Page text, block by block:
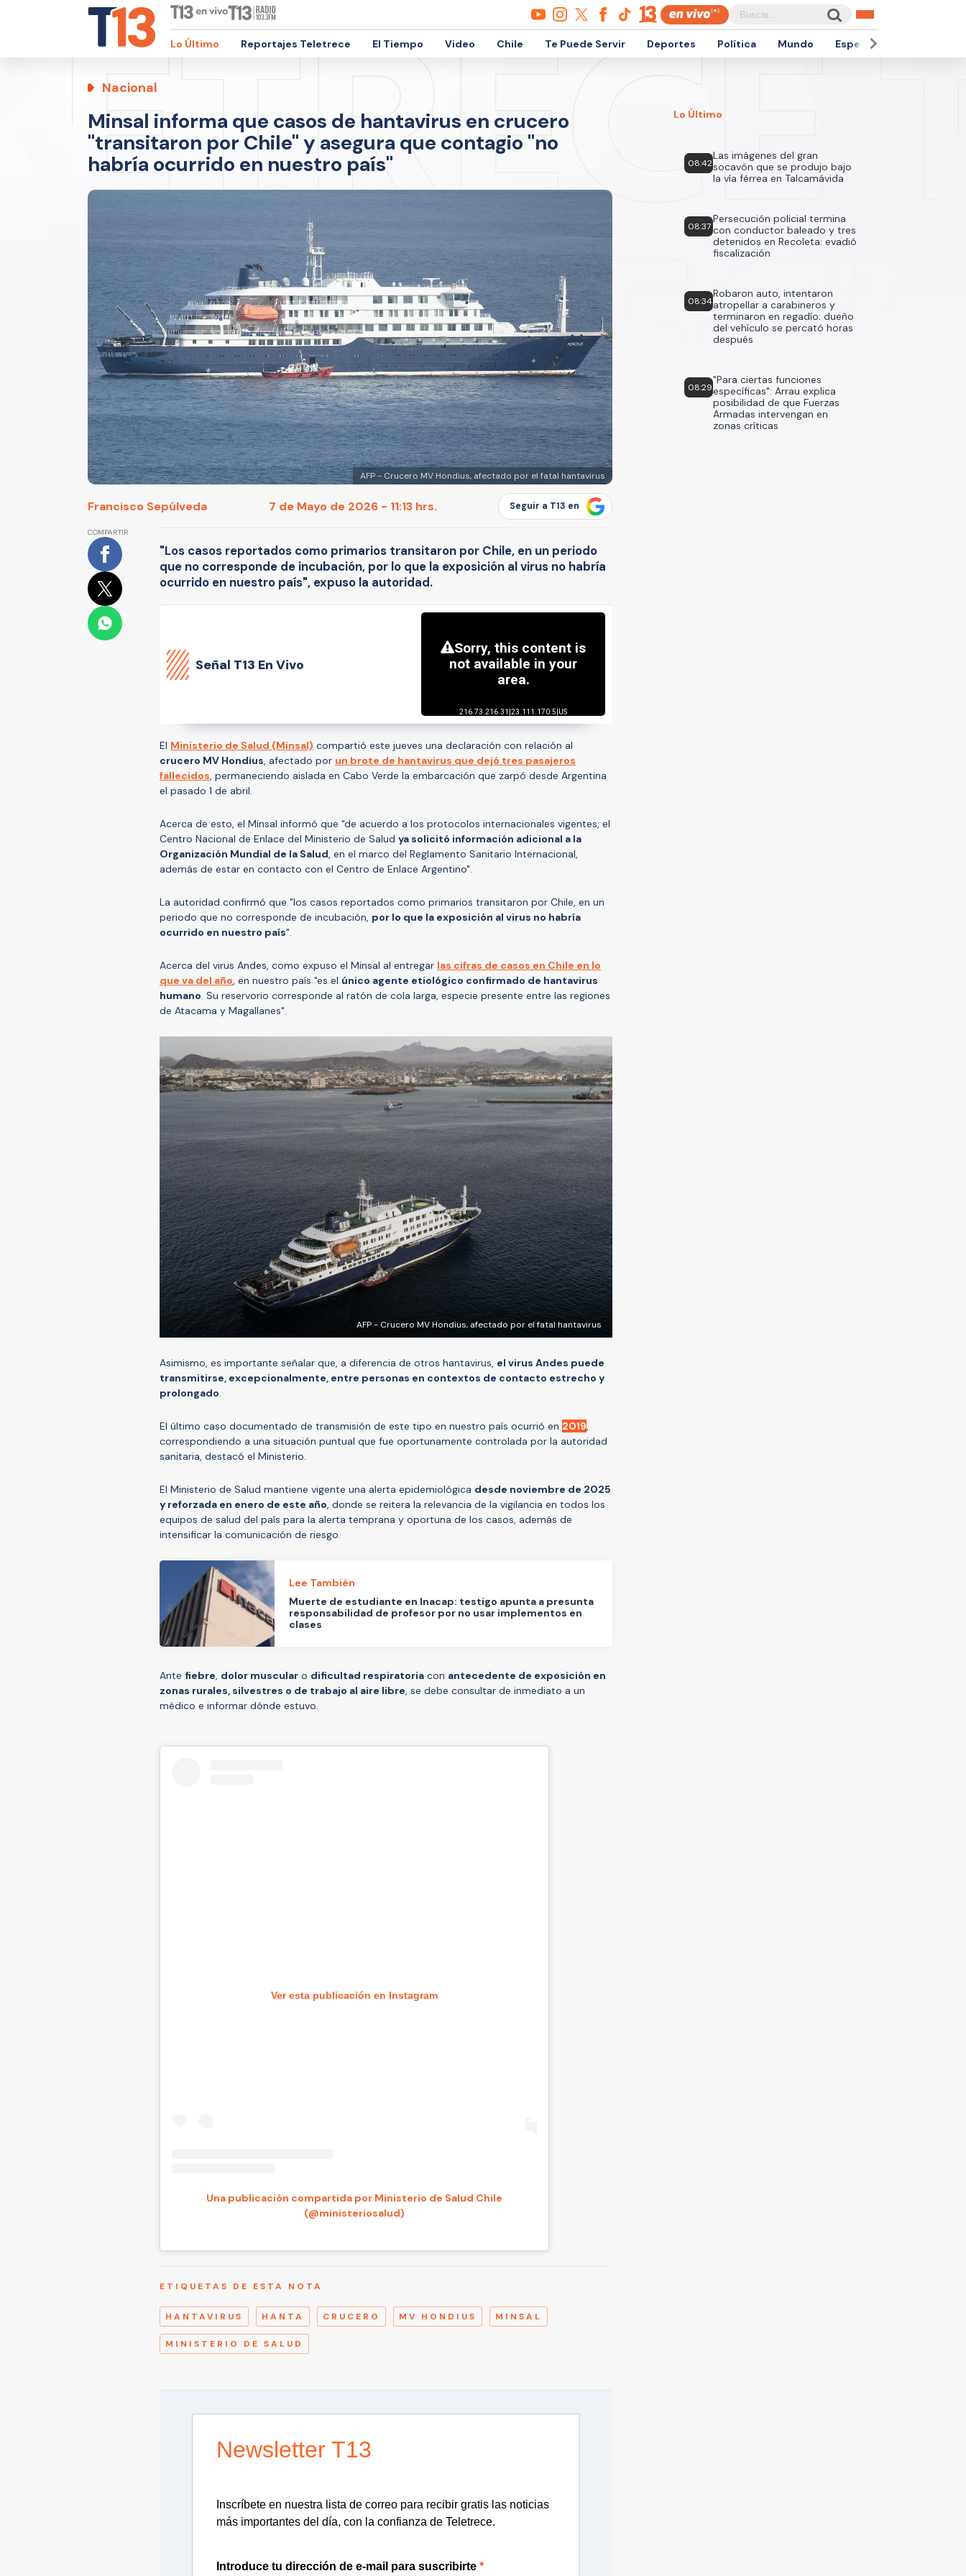
Lo Último Reportajes Teletrece El Tiempo Video Chile Te Puede Servir Deportes Política Mundo Espectáculos
Nacional
Minsal informa que casos de hantavirus en crucero
"transitaron por Chile" y asegura que contagio "no
habría ocurrido en nuestro país"
AFP - Crucero MV Hondius, afectado por el fatal hantavirus
Francisco Sepúlveda 7 de Mayo de 2026 - 11:13 hrs. Seguir a T13 en
COMPARTIR
"Los casos reportados como primarios transitaron por Chile, en un periodo
que no corresponde de incubación, por lo que la exposición al virus no habría
ocurrido en nuestro país", expuso la autoridad.
Señal T13 En Vivo
El Ministerio de Salud (Minsal) compartió este jueves una declaración con relación al
crucero MV Hondius, afectado por un brote de hantavirus que dejó tres pasajeros
fallecidos, permaneciendo aislada en Cabo Verde la embarcación que zarpó desde Argentina
el pasado 1 de abril.
Acerca de esto, el Minsal informó que "de acuerdo a los protocolos internacionales vigentes, el
Centro Nacional de Enlace del Ministerio de Salud ya solicitó información adicional a la
Organización Mundial de la Salud, en el marco del Reglamento Sanitario Internacional,
además de estar en contacto con el Centro de Enlace Argentino".
La autoridad confirmó que "los casos reportados como primarios transitaron por Chile, en un
periodo que no corresponde de incubación, por lo que la exposición al virus no habría
ocurrido en nuestro país".
Acerca del virus Andes, como expuso el Minsal al entregar las cifras de casos en Chile en lo
que va del año, en nuestro país "es el único agente etiológico confirmado de hantavirus
humano. Su reservorio corresponde al ratón de cola larga, especie presente entre las regiones
de Atacama y Magallanes".
AFP - Crucero MV Hondius, afectado por el fatal hantavirus
Asimismo, es importante señalar que, a diferencia de otros hantavirus, el virus Andes puede
transmitirse, excepcionalmente, entre personas en contextos de contacto estrecho y
prolongado.
El último caso documentado de transmisión de este tipo en nuestro país ocurrió en 2019,
correspondiendo a una situación puntual que fue oportunamente controlada por la autoridad
sanitaria, destacó el Ministerio.
El Ministerio de Salud mantiene vigente una alerta epidemiológica desde noviembre de 2025
y reforzada en enero de este año, donde se reitera la relevancia de la vigilancia en todos los
equipos de salud del país para la alerta temprana y oportuna de los casos, además de
intensificar la comunicación de riesgo.
Lee También
Muerte de estudiante en Inacap: testigo apunta a presunta
responsabilidad de profesor por no usar implementos en
clases
Ante fiebre, dolor muscular o dificultad respiratoria con antecedente de exposición en
zonas rurales, silvestres o de trabajo al aire libre, se debe consultar de inmediato a un
médico e informar dónde estuvo.
Ver esta publicación en Instagram
Una publicación compartida por Ministerio de Salud Chile
(@ministeriosalud)
ETIQUETAS DE ESTA NOTA
HANTAVIRUS HANTA CRUCERO MV HONDIUS MINSAL
MINISTERIO DE SALUD
Newsletter T13
Inscríbete en nuestra lista de correo para recibir gratis las noticias
más importantes del día, con la confianza de Teletrece.
Introduce tu dirección de e-mail para suscribirte
Lo Último
08:42
Las imágenes del gran
socavón que se produjo bajo
la vía férrea en Talcamávida
08:37
Persecución policial termina
con conductor baleado y tres
detenidos en Recoleta: evadió
fiscalización
08:34
Robaron auto, intentaron
atropellar a carabineros y
terminaron en regadío: dueño
del vehículo se percató horas
después
08:29
"Para ciertas funciones
específicas": Arrau explica
posibilidad de que Fuerzas
Armadas intervengan en
zonas críticas